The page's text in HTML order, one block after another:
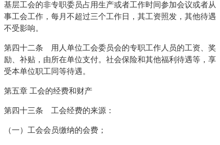
基层工会的非专职委员占用生产或者工作时间参加会议或者从
事工会工作，每月不超过三个工作日，其工资照发，其他待遇
不受影响。
第四十二条 用人单位工会委员会的专职工作人员的工资、奖
励、补贴，由所在单位支付。社会保险和其他福利待遇等，享
受本单位职工同等待遇。
第五章 工会的经费和财产
第四十三条 工会经费的来源：
（一）工会会员缴纳的会费；